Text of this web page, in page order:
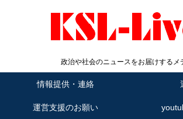
政治や社会のニュースをお届けするメ
情報提供・連絡
運営支援のお願い